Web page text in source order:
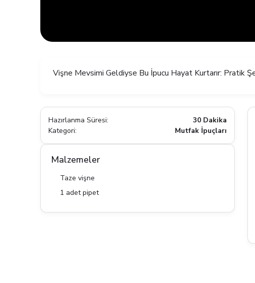
Vişne Mevsimi Geldiyse Bu İpucu Hayat Kurtarır: Pratik
Hazırlanma Süresi:
30 Dakika
Kategori:
Mutfak İpuçları
Malzemeler
Taze vişne
1 adet pipet